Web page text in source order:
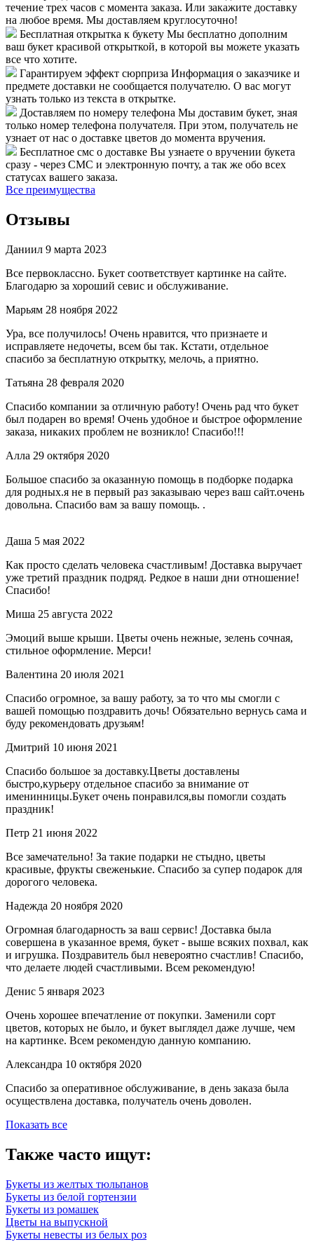
течение трех часов с момента заказа. Или закажите доставку
на любое время. Мы доставляем круглосуточно!
Бесплатная открытка к букету Мы бесплатно дополним
ваш букет красивой открыткой, в которой вы можете указать
все что хотите.
Гарантируем эффект сюрприза Информация о заказчике и
предмете доставки не сообщается получателю. О вас могут
узнать только из текста в открытке.
Доставляем по номеру телефона Мы доставим букет, зная
только номер телефона получателя. При этом, получатель не
узнает от нас о доставке цветов до момента вручения.
Бесплатное смс о доставке Вы узнаете о вручении букета
сразу - через СМС и электронную почту, а так же обо всех
статусах вашего заказа.
Все преимущества
Отзывы
Даниил 9 марта 2023
Все первоклассно. Букет соответствует картинке на сайте.
Благодарю за хороший севис и обслуживание.
Марьям 28 ноября 2022
Ура, все получилось! Очень нравится, что признаете и
исправляете недочеты, всем бы так. Кстати, отдельное
спасибо за бесплатную открытку, мелочь, а приятно.
Татьяна 28 февраля 2020
Спасибо компании за отличную работу! Очень рад что букет
был подарен во время! Очень удобное и быстрое оформление
заказа, никаких проблем не возникло! Спасибо!!!
Алла 29 октября 2020
Большое спасибо за оказанную помощь в подборке подарка
для родных.я не в первый раз заказываю через ваш сайт.очень
довольна. Спасибо вам за вашу помощь. .
Даша 5 мая 2022
Как просто сделать человека счастливым! Доставка выручает
уже третий праздник подряд. Редкое в наши дни отношение!
Спасибо!
Миша 25 августа 2022
Эмоций выше крыши. Цветы очень нежные, зелень сочная,
стильное оформление. Мерси!
Валентина 20 июля 2021
Спасибо огромное, за вашу работу, за то что мы смогли с
вашей помощью поздравить дочь! Обязательно вернусь сама и
буду рекомендовать друзьям!
Дмитрий 10 июня 2021
Спасибо большое за доставку.Цветы доставлены
быстро,курьеру отдельное спасибо за внимание от
именинницы.Букет очень понравился,вы помогли создать
праздник!
Петр 21 июня 2022
Все замечательно! За такие подарки не стыдно, цветы
красивые, фрукты свеженькие. Спасибо за супер подарок для
дорогого человека.
Надежда 20 ноября 2020
Огромная благодарность за ваш сервис! Доставка была
совершена в указанное время, букет - выше всяких похвал, как
и игрушка. Поздравитель был невероятно счастлив! Спасибо,
что делаете людей счастливыми. Всем рекомендую!
Денис 5 января 2023
Очень хорошее впечатление от покупки. Заменили сорт
цветов, которых не было, и букет выглядел даже лучше, чем
на картинке. Всем рекомендую данную компанию.
Александра 10 октября 2020
Спасибо за оперативное обслуживание, в день заказа была
осуществлена доставка, получатель очень доволен.
Показать все
Также часто ищут:
Букеты из желтых тюльпанов
Букеты из белой гортензии
Букеты из ромашек
Цветы на выпускной
Букеты невесты из белых роз